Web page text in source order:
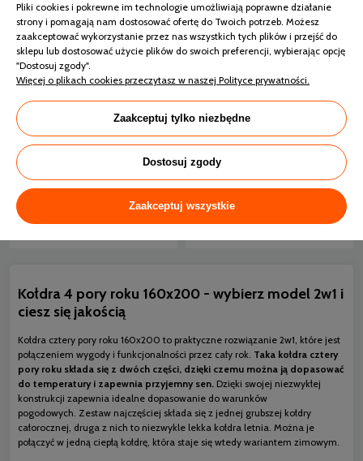
AMW Kołdra MEDICAL®
4 Pory Roku 160/200
48 godzin
263,50 zł
INTER WIDEX Kołdra
CLASSIC 4 Pory Roku
Kremowa 155x200
700+930g
5 dni
359,10 zł
Kołdra 4 pory roku 160x200 - wybierz model 2w1 i
ciesz się jakością
Kołdra cztery pory roku 160x200 to praktyczne rozwiązanie 2w1, które jest
połączeniem wygody i funkcjonalności przez cały rok. Taka kołdra cztery
pory roku składa się z dwóch części, dzięki czemu można ją dopasować
do temperatury i zapewnia przyjemny sen. Dzięki swojej niezwykłej
konstrukcji zapewnia idealne dopasowanie do warunków
pogodowych. Zestaw najczęściej składa się z jednej grubszej kołdry
całorocznej, druga z nich to niezwykle lekka kołdra letnia. Można je
połączyć w jedną ciepłą kołdrę, która staje się wtedy wariantem zimowym.
Pliki cookies i pokrewne im technologie umożliwiają poprawne działanie
strony i pomagają nam dostosować ofertę do Twoich potrzeb. Możesz
zaakceptować wykorzystanie przez nas wszystkich tych plików i przejść do
sklepu lub dostosować użycie plików do swoich preferencji, wybierając opcję
"Dostosuj zgody".
Więcej o plikach cookies przeczytasz w naszej Polityce prywatności.
Zaakceptuj tylko niezbędne
Dostosuj zgody
Zaakceptuj wszystkie